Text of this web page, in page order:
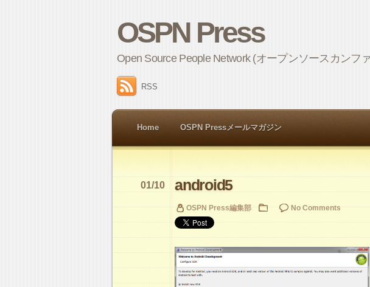
OSPN Press
Open Source People Network (オープンソースカンフ
RSS
Home OSPN Pressメールマガジン
android5
01/10
OSPN Press編集部 No Comments